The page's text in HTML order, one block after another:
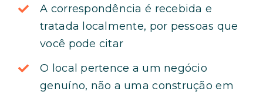
A correspondência é recebida e
tratada localmente, por pessoas que
você pode citar
O local pertence a um negócio
genuíno, não a uma construção em